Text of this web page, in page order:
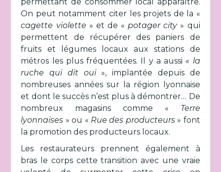
On peut notamment citer les projets de la «
cagette violette » et de «potager city» qui
permettent de récupérer des paniers de
fruits et légumes locaux aux stations de
métros les plus fréquentées. Il y a aussi « la
ruche qui dit oui», implantée depuis de
nombreuses années sur la région lyonnaise
et dont le succès n’est plus à démontrer… De
nombreux magasins comme « Terre
lyonnaises » ou « Rue des producteurs» font
la promotion des producteurs locaux.
Les restaurateurs prennent également à
bras le corps cette transition avec une vraie